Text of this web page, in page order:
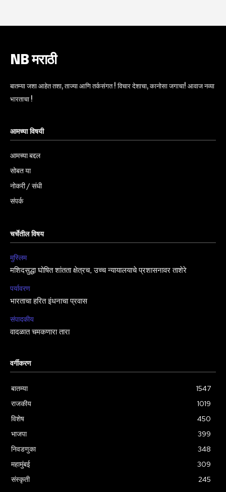
NB मराठी
बातम्या जशा आहेत तशा, ताज्या आणि तर्कसंगत ! विचार देशाचा, कानोसा जगाचा! आवाज नव्या
भारताचा !
आमच्या विषयी
आमच्या बद्दल
सोबत या
नोकरी / संधी
संपर्क
चर्चेतील विषय
मुस्लिम
मशिदसुद्धा घोषित शांतता क्षेत्रच, उच्च न्यायालयाचे प्रशासनावर ताशेरे
पर्यावरण
भारताचा हरित इंधनाचा प्रवास
संपादकीय
वादळात चमकणारा तारा
वर्गीकरण
बातम्या
1547
राजकीय
1019
विशेष
450
भाजपा
399
निवडणुका
348
महामुंबई
309
संस्कृती
245